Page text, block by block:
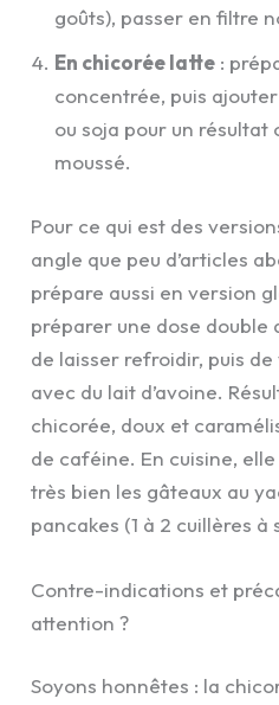
goûts), passer en filtre
En chicorée latte :
concentrée, puis
ou soja pour un résultat
moussé.
Pour ce qui est des
angle que peu d’articles
prépare aussi en version
préparer une dose double
de laisser refroidir, puis
avec du lait d’avoine.
chicorée, doux et
de caféine. En cuisine,
très bien les gâteaux au
pancakes (1 à 2 cuillères à
Contre-indications et
attention ?
Soyons honnêtes : la